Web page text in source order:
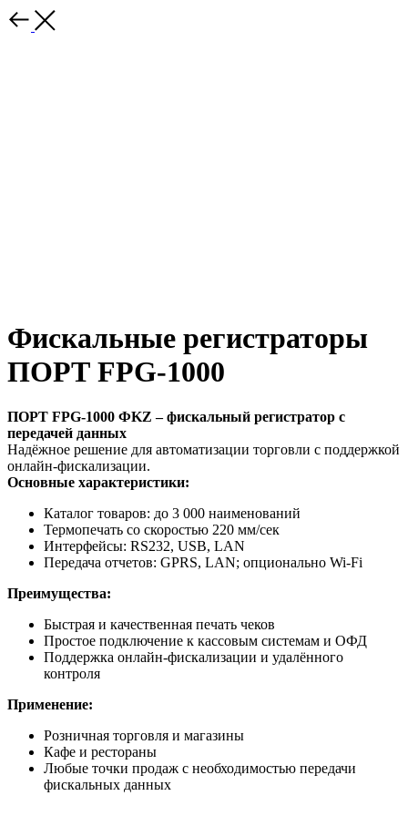
Фискальные регистраторы
ПОРТ FPG-1000
ПОРТ FPG-1000 ФKZ – фискальный регистратор с
передачей данных
Надёжное решение для автоматизации торговли с поддержкой
онлайн-фискализации.
Основные характеристики:
Каталог товаров: до 3 000 наименований
Термопечать со скоростью 220 мм/сек
Интерфейсы: RS232, USB, LAN
Передача отчетов: GPRS, LAN; опционально Wi-Fi
Преимущества:
Быстрая и качественная печать чеков
Простое подключение к кассовым системам и ОФД
Поддержка онлайн-фискализации и удалённого
контроля
Применение:
Розничная торговля и магазины
Кафе и рестораны
Любые точки продаж с необходимостью передачи
фискальных данных